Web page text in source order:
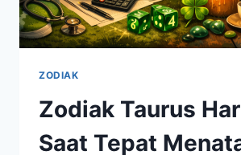
ZODIAK
Zodiak Taurus
Saat Tepat